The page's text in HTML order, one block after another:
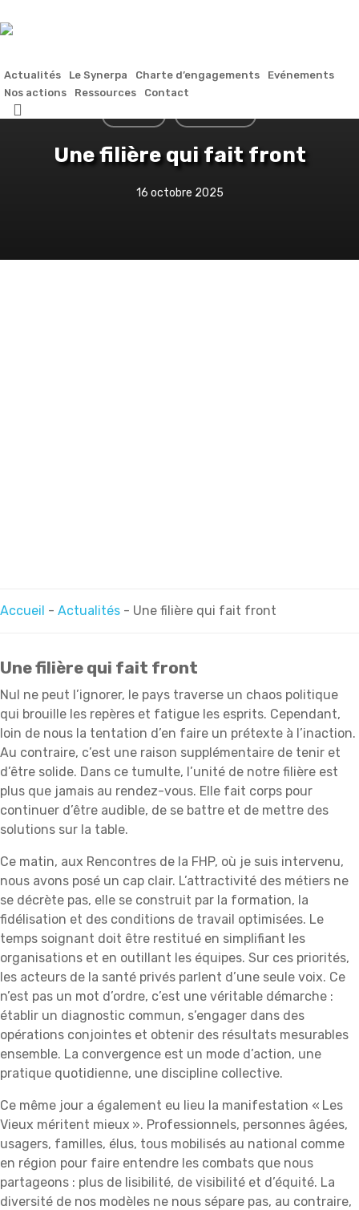
to
Actualités Le Synerpa Charte d’engagements
Evénements
Nos actions
Ressources Contact
Une filière qui fait front
16 octobre 2025
Accueil - Actualités - Une filière qui fait front
Une filière qui fait front
Nul ne peut l’ignorer, le pays traverse un chaos politique
qui brouille les repères et fatigue les esprits. Cependant,
loin de nous la tentation d’en faire un prétexte à l’inaction.
Au contraire, c’est une raison supplémentaire de tenir et
d’être solide. Dans ce tumulte, l’unité de notre filière est
plus que jamais au rendez-vous. Elle fait corps pour
continuer d’être audible, de se battre et de mettre des
solutions sur la table.
Ce matin, aux Rencontres de la FHP, où je suis intervenu,
nous avons posé un cap clair. L’attractivité des métiers ne
se décrète pas, elle se construit par la formation, la
fidélisation et des conditions de travail optimisées. Le
temps soignant doit être restitué en simplifiant les
organisations et en outillant les équipes. Sur ces priorités,
les acteurs de la santé privés parlent d’une seule voix. Ce
n’est pas un mot d’ordre, c’est une véritable démarche :
établir un diagnostic commun, s’engager dans des
opérations conjointes et obtenir des résultats mesurables
ensemble. La convergence est un mode d’action, une
pratique quotidienne, une discipline collective.
Ce même jour a également eu lieu la manifestation « Les
Vieux méritent mieux ». Professionnels, personnes âgées,
usagers, familles, élus, tous mobilisés au national comme
en région pour faire entendre les combats que nous
partageons : plus de lisibilité, de visibilité et d’équité. La
diversité de nos modèles ne nous sépare pas, au contraire,